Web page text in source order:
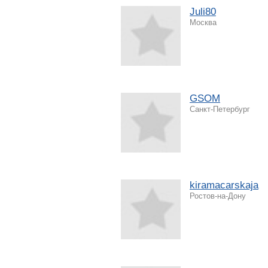
Juli80
Москва
GSOM
Санкт-Петербург
kiramacarskaja
Ростов-на-Дону